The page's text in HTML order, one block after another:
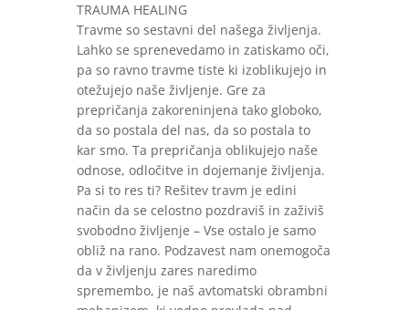
TRAUMA HEALING
Travme so sestavni del našega življenja.
Lahko se sprenevedamo in zatiskamo oči,
pa so ravno travme tiste ki izoblikujejo in
otežujejo naše življenje. Gre za
prepričanja zakoreninjena tako globoko,
da so postala del nas, da so postala to
kar smo. Ta prepričanja oblikujejo naše
odnose, odločitve in dojemanje življenja.
Pa si to res ti? Rešitev travm je edini
način da se celostno pozdraviš in zaživiš
svobodno življenje – Vse ostalo je samo
obliž na rano. Podzavest nam onemogoča
da v življenju zares naredimo
spremembo, je naš avtomatski obrambni